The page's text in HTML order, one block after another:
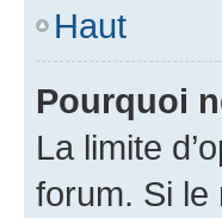
Haut
Pourquoi
La limite
forum. Si le